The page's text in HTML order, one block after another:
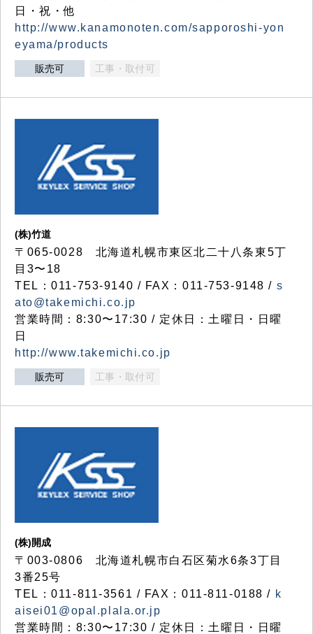
日・祝・他
http://www.kanamonoten.com/sapporoshi-yon
eyama/products
販売可 工事・取付可
(株)竹道
〒065-0028 北海道札幌市東区北二十八条東5丁
目3〜18
TEL：011-753-9140 / FAX：011-753-9148 / s
ato@takemichi.co.jp
営業時間：8:30〜17:30 / 定休日：土曜日・日曜
日
http://www.takemichi.co.jp
販売可 工事・取付可
(株)開成
〒003-0806 北海道札幌市白石区菊水6条3丁目
3番25号
TEL：011-811-3561 / FAX：011-811-0188 / k
aisei01@opal.plala.or.jp
営業時間：8:30〜17:30 / 定休日：土曜日・日曜